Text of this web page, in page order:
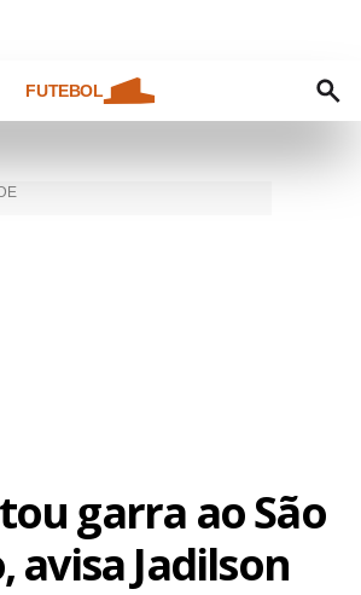
FUTEBOL
garra ao São
avisa Jadilson